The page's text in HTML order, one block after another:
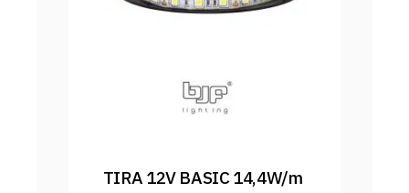
TIRA 12V BASIC 14,4W/m